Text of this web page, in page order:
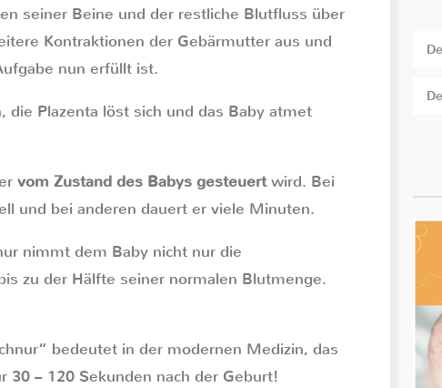
seiner Beine und der restliche Blutfluss über
Kontraktionen der Gebärmutter aus und
nun erfüllt ist.
die Plazenta löst sich und das Baby atmet
vom Zustand des Babys gesteuertwird. Bei
und bei anderen dauert er viele Minuten.
nimmt dem Baby nicht nur die
zu der Hälfte seiner normalen Blutmenge.
bedeutet in der modernen Medizin, das
30 – 120 Sekunden nach der Geburt!